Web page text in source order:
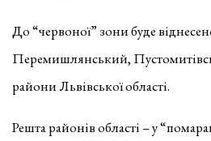
До “червоної” зони буде
Перемишлянський,
райони Львівської області.
Решта районів області – у